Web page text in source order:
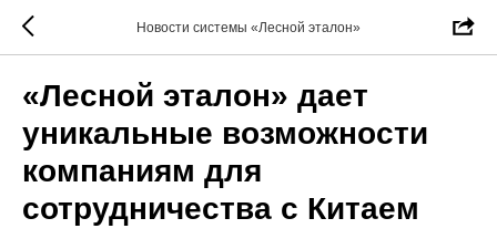
Новости системы «Лесной эталон»
«Лесной эталон» дает
уникальные возможности
компаниям для
сотрудничества с Китаем